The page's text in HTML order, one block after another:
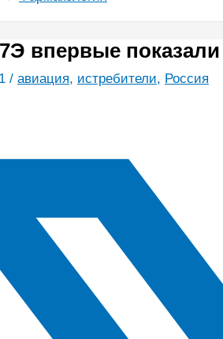
впервые
/ авиация, истребители, Россия